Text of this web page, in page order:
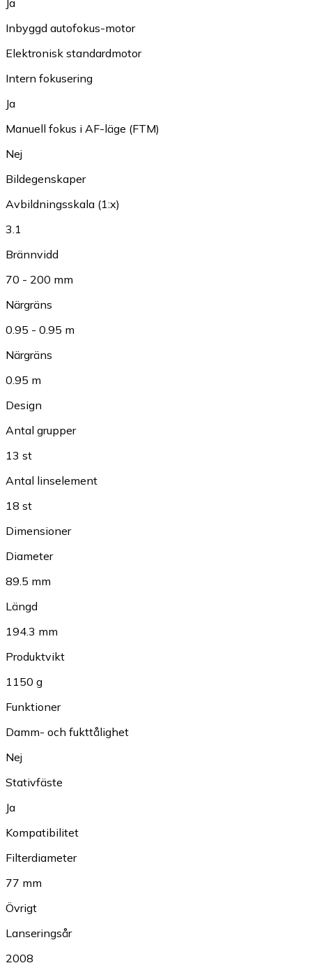
Ja
Inbyggd autofokus-motor
Elektronisk standardmotor
Intern fokusering
Ja
Manuell fokus i AF-läge (FTM)
Nej
Bildegenskaper
Avbildningsskala (1:x)
3.1
Brännvidd
70 - 200 mm
Närgräns
0.95 - 0.95 m
Närgräns
0.95 m
Design
Antal grupper
13 st
Antal linselement
18 st
Dimensioner
Diameter
89.5 mm
Längd
194.3 mm
Produktvikt
1150 g
Funktioner
Damm- och fukttålighet
Nej
Stativfäste
Ja
Kompatibilitet
Filterdiameter
77 mm
Övrigt
Lanseringsår
2008